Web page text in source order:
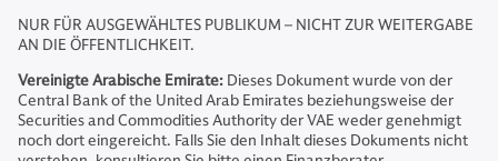
NUR FÜR AUSGEWÄHLTES PUBLIKUM – NICHT ZUR WEITERGABE
AN DIE ÖFFENTLICHKEIT.
Vereinigte Arabische Emirate: Dieses Dokument wurde von der
Central Bank of the United Arab Emirates beziehungsweise der
Securities and Commodities Authority der VAE weder genehmigt
noch dort eingereicht. Falls Sie den Inhalt dieses Dokuments nicht